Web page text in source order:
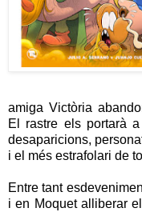
amiga Victòria
El rastre els portarà
desaparicions,
i el més estrafolari de
Entre tant
i en Moquet alliberar